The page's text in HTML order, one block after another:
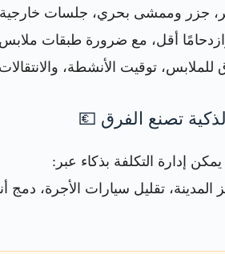
جزر وممشى بحري، جلسات خارجية،
أقل، مع ضرورة طبقات
توقيت الأنشطة،
إدارة التكلفة بذكاء عبر:
تقليل سيارات الأجرة،